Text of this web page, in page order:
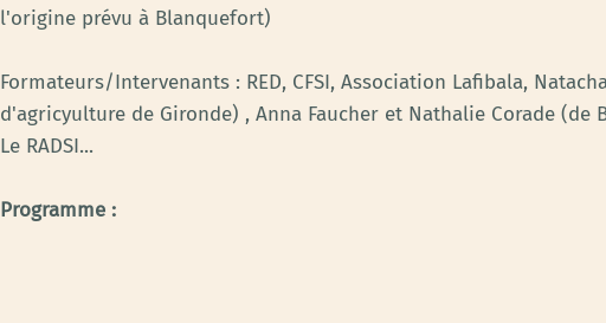
l'origine prévu à Blanquefort)
Formateurs/Intervenants : RED, CFSI, Association Lafibala,
d'agricyulture de Gironde) , Anna Faucher et Nathalie Corade (de
Le RADSI...
Programme :